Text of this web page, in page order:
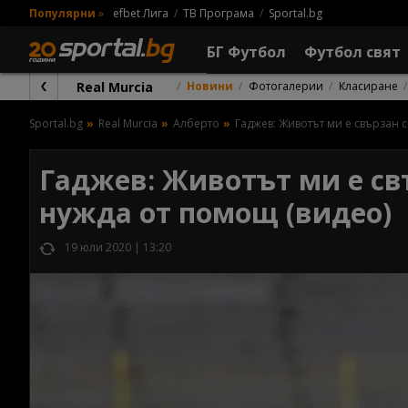
Популярни » efbet Лига ТВ Програма Sportal.bg
БГ Футбол Футбол свят
Real Murcia Новини Фотогалерии Класиране
Sportal.bg Real Murcia Алберто Гаджев: Животът ми е свързан
Гаджев: Животът ми е
нужда от помощ (видео)
19 юли 2020 | 13:20